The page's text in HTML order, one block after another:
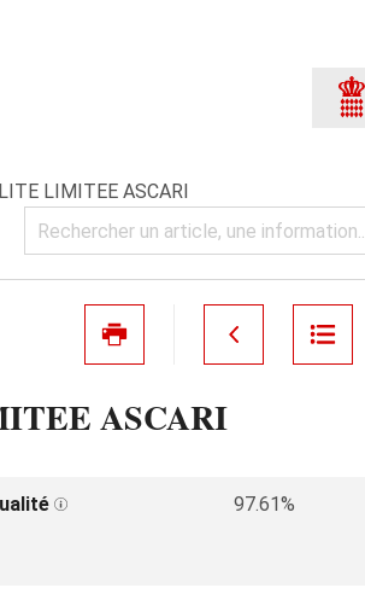
LIMITEE ASCARI
ASCARI
97.61%